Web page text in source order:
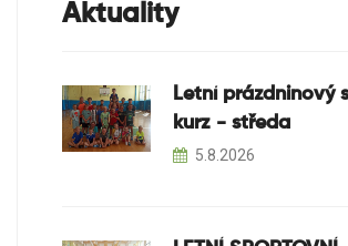
Aktuality
Letní prázdninový
kurz - středa
5.8.2026